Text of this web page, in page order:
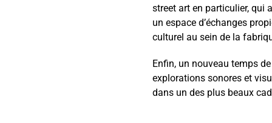
street art en particulier, qui
un espace d’échanges
culturel au sein de la
Enfin, un nouveau temps
explorations sonores et
dans un des plus beaux